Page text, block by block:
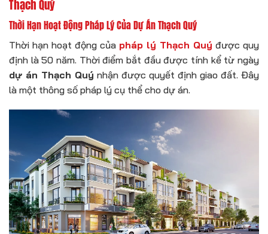
Thạch Quý
Thời Hạn Hoạt Động Pháp Lý Của Dự Án Thạch Quý
Thời hạn hoạt động của pháp lý Thạch Quý được quy
định là 50 năm. Thời điểm bắt đầu được tính kể từ ngày
dự án Thạch Quý nhận được quyết định giao đất. Đây
là một thông số pháp lý cụ thể cho dự án.